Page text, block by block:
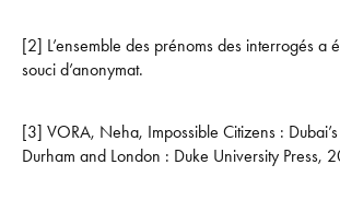
[2] L’ensemble des prénoms des interrogés a
souci d’anonymat.
[3] VORA, Neha, Impossible Citizens :
Durham and London : Duke University Press,